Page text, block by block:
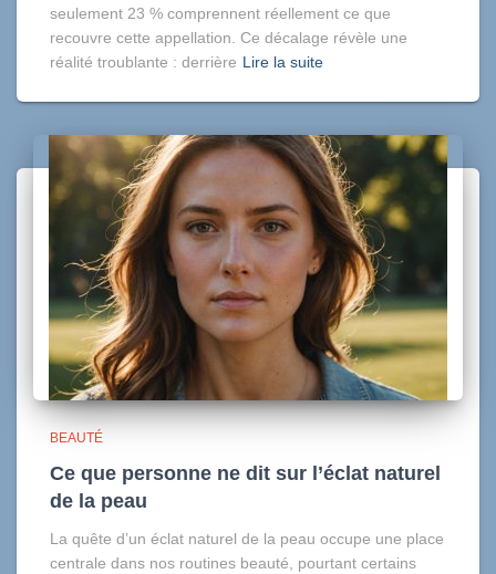
seulement 23 % comprennent réellement ce que
recouvre cette appellation. Ce décalage révèle une
réalité troublante : derrière Lire la suite
BEAUTÉ
Ce que personne ne dit sur l’éclat naturel
de la peau
La quête d’un éclat naturel de la peau occupe une place
centrale dans nos routines beauté, pourtant certains